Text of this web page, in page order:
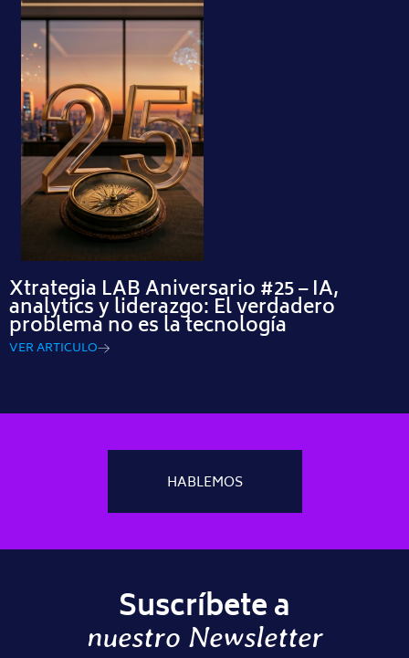
Xtrategia LAB Aniversario #25 – IA,
analytics y liderazgo: El verdadero
problema no es la tecnología
VER ARTICULO
HABLEMOS
Suscríbete a
nuestro Newsletter